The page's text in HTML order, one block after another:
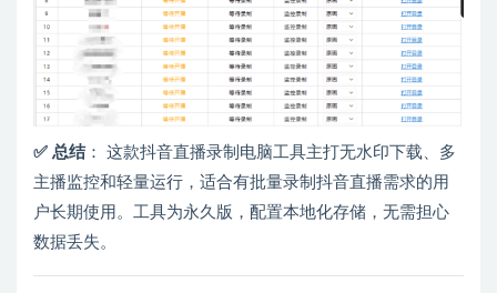
✅ 总结： 这款抖音直播录制电脑工具主打无水印下载、多
主播监控和轻量运行，适合有批量录制抖音直播需求的用
户长期使用。工具为永久版，配置本地化存储，无需担心
数据丢失。